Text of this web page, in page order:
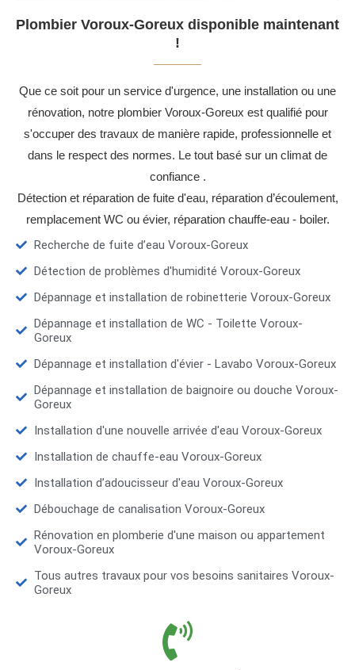
Plombier Voroux-Goreux disponible maintenant
!
Que ce soit pour un service d'urgence, une installation ou une
rénovation, notre plombier Voroux-Goreux est qualifié pour
s'occuper des travaux de manière rapide, professionnelle et
dans le respect des normes. Le tout basé sur un climat de
confiance .
Détection et réparation de fuite d'eau, réparation d’écoulement,
remplacement WC ou évier, réparation chauffe-eau - boiler.
Recherche de fuite d’eau Voroux-Goreux
Détection de problèmes d'humidité Voroux-Goreux
Dépannage et installation de robinetterie Voroux-Goreux
Dépannage et installation de WC - Toilette Voroux-
Goreux
Dépannage et installation d'évier - Lavabo Voroux-Goreux
Dépannage et installation de baignoire ou douche Voroux-
Goreux
Installation d'une nouvelle arrivée d'eau Voroux-Goreux
Installation de chauffe-eau Voroux-Goreux
Installation d’adoucisseur d'eau Voroux-Goreux
Débouchage de canalisation Voroux-Goreux
Rénovation en plomberie d'une maison ou appartement
Voroux-Goreux
Tous autres travaux pour vos besoins sanitaires Voroux-
Goreux